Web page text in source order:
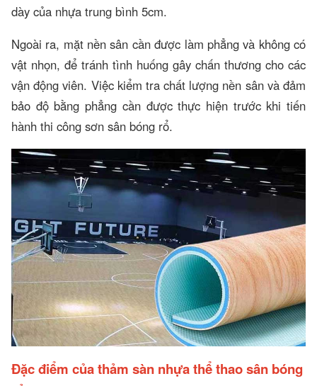
dày của nhựa trung bình 5cm.
Ngoài ra, mặt nền sân cần được làm phẳng và không có
vật nhọn, để tránh tình huống gây chấn thương cho các
vận động viên. Việc kiểm tra chất lượng nền sân và đảm
bảo độ bằng phẳng cần được thực hiện trước khi tiến
hành thi công sơn sân bóng rổ.
Đặc điểm của thảm sàn nhựa thể thao sân bóng